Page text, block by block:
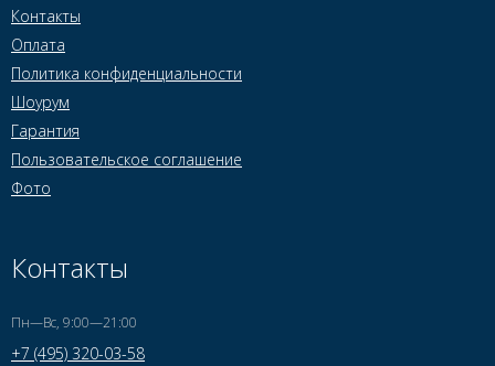
Контакты
Оплата
Политика конфиденциальности
Шоурум
Гарантия
Пользовательское соглашение
Фото
Контакты
Пн—Вс, 9:00—21:00
+7 (495) 320-03-58